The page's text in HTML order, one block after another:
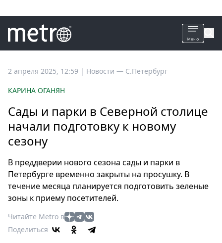
Все
Россия
Мир
Туризм
Мода
Театр
Кино
Афиша
Книги
2 апреля 2025, 12:59 | Новости — С.Петербург
КАРИНА ОГАНЯН
Сады и парки в Северной столице
начали подготовку к новому
сезону
В преддверии нового сезона сады и парки в
Петербурге временно закрыты на просушку. В
течение месяца планируется подготовить зеленые
зоны к приему посетителей.
Читайте Metro в
Поделиться